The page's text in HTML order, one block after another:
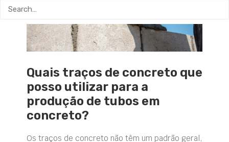
Quais traços de concreto que
posso utilizar para a
produção de tubos em
concreto?
Os traços de concreto não têm um padrão geral,